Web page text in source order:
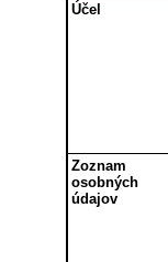
Účel
Zoznam
osobných
údajov